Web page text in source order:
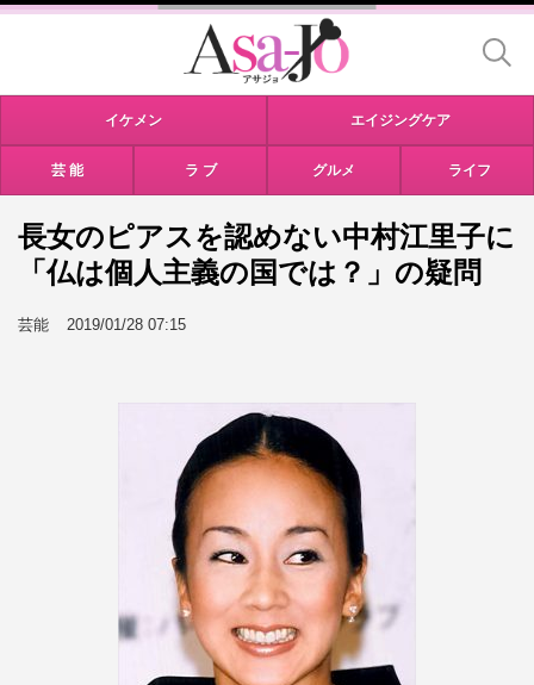
イケメン エイジングケア
芸 能 ラ ブ グルメ ライフ
長女のピアスを認めない中村江里子に
「仏は個人主義の国では？」の疑問
芸能 2019/01/28 07:15